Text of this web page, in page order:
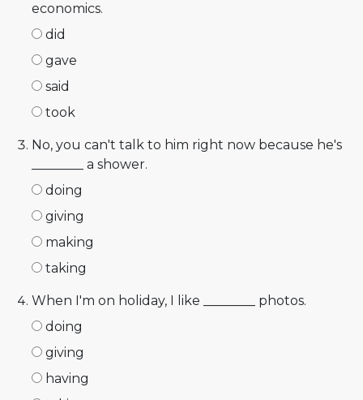
economics.
did
gave
said
took
No, you can't talk to him right now because he's
________ a shower.
doing
giving
making
taking
When I'm on holiday, I like ________ photos.
doing
giving
having